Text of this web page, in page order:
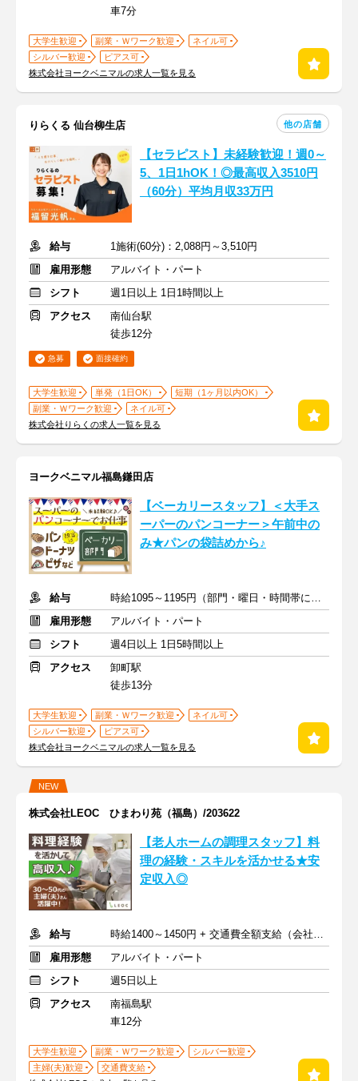
車7分
大学生歓迎 副業・Ｗワーク歓迎
ネイル可
シルバー歓迎
ピアス可
株式会社ヨークベニマルの求人一覧を見る
りらくる 仙台柳生店 他の店舗
【セラピスト】未経験歓迎！週0～
5、1日1hOK！◎最高収入3510円
（60分）平均月収33万円
給与
1施術(60分)：2,088円～3,510円
雇用形態
アルバイト・パート
シフト
週1日以上 1日1時間以上
アクセス
南仙台駅
徒歩12分
急募 面接確約
大学生歓迎 単発（1日OK）
短期（1ヶ月以内OK）
副業・Ｗワーク歓迎
ネイル可
株式会社りらくの求人一覧を見る
ヨークベニマル福島鎌田店
【ベーカリースタッフ】＜大手ス
ーパーのパンコーナー＞午前中の
み★パンの袋詰めから♪
給与
時給1095～1195円（部門・曜日・時間帯による）＋交通費
雇用形態
アルバイト・パート
シフト
週4日以上 1日5時間以上
アクセス
卸町駅
徒歩13分
大学生歓迎 副業・Ｗワーク歓迎
ネイル可
シルバー歓迎
ピアス可
株式会社ヨークベニマルの求人一覧を見る
NEW
株式会社LEOC ひまわり苑（福島）/203622
【老人ホームの調理スタッフ】料
理の経験・スキルを活かせる★安
定収入◎
給与
時給1400～1450円 + 交通費全額支給（会社規定あり）
雇用形態
アルバイト・パート
シフト
週5日以上
アクセス
南福島駅
車12分
大学生歓迎 副業・Ｗワーク歓迎
シルバー歓迎
主婦(夫)歓迎
交通費支給